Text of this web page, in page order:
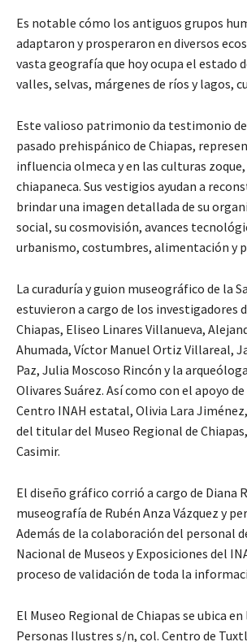
Es notable cómo los antiguos grupos
adaptaron y prosperaron en diversos
vasta geografía que hoy ocupa el estado
valles, selvas, márgenes de ríos y lagos,
Este valioso patrimonio da testimonio
pasado prehispánico de Chiapas,
influencia olmeca y en las culturas zoque,
chiapaneca. Sus vestigios ayudan a
brindar una imagen detallada de su
social, su cosmovisión, avances
urbanismo, costumbres, alimentación y
La curaduría y guion museográfico de la
estuvieron a cargo de los investigadores
Chiapas, Eliseo Linares Villanueva,
Ahumada, Víctor Manuel Ortiz Villareal,
Paz, Julia Moscoso Rincón y la
Olivares Suárez. Así como con el apoyo
Centro INAH estatal, Olivia Lara
del titular del Museo Regional de
Casimir.
El diseño gráfico corrió a cargo de Diana
museografía de Rubén Anza Vázquez y
Además de la colaboración del personal
Nacional de Museos y Exposiciones del
proceso de validación de toda la
El Museo Regional de Chiapas se ubica
Personas Ilustres s/n, col. Centro de